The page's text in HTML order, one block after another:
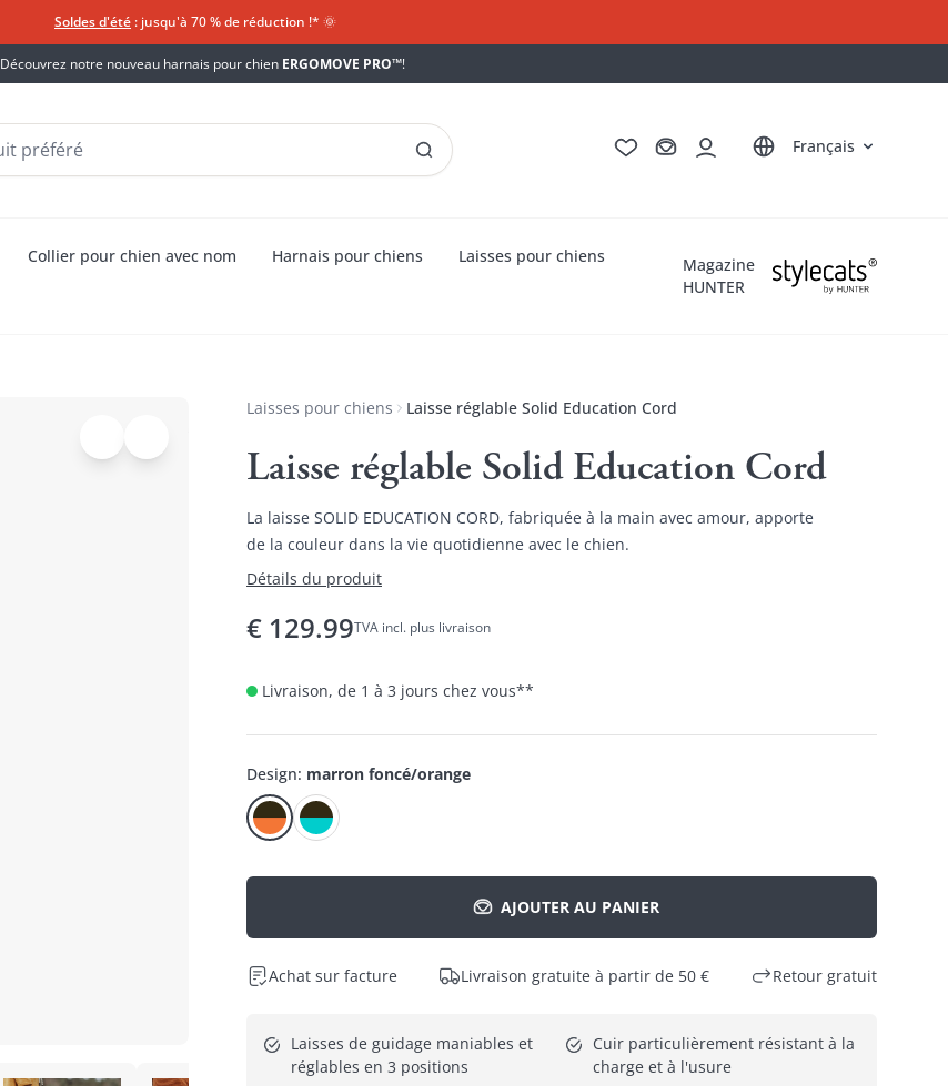
Soldes d'été : jusqu'à 70 % de réduction !*​ 🌞
Découvrez notre nouveau harnais pour chien ERGOMOVE PRO™!
Deutsch
English
Italiano
Nederlands
Français
Collier pour chien avec nom Harnais pour chiens
Laisses pour chiens
Magazine
HUNTER
Laisses pour chiens Laisse réglable Solid Education Cord
Laisse réglable Solid Education Cord
La laisse SOLID EDUCATION CORD, fabriquée à la main avec amour, apporte
de la couleur dans la vie quotidienne avec le chien.
Détails du produit
€ 129.99TVA incl. plus livraison
Livraison, de 1 à 3 jours chez vous**
Design: marron foncé/orange
AJOUTER AU PANIER
Achat sur facture Livraison gratuite à partir de 50 € Retour gratuit
Laisses de guidage maniables et
réglables en 3 positions
Cuir particulièrement résistant à la
charge et à l'usure